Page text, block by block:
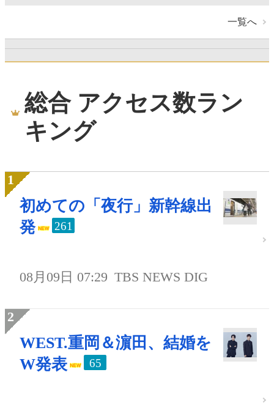
一覧へ
総合 アクセス数ラン
キング
初めての「夜行」新幹線出
発
261
08月09日 07:29 TBS NEWS DIG
WEST.重岡＆濵田、結婚を
W発表
65